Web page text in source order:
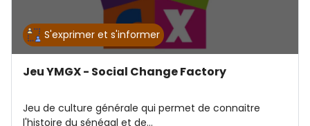
S'exprimer et s'informer
Jeu YMGX - Social Change Factory
Jeu de culture générale qui permet de connaitre
l'histoire du sénégal et de…